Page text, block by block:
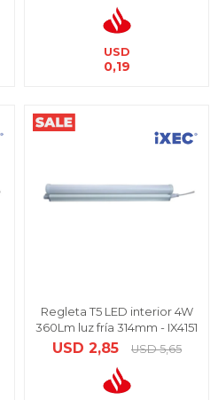
USD
0,19
Regleta T5 LED interior 4W
360Lm luz fría 314mm - IX4151
USD 2,85 USD 5,65